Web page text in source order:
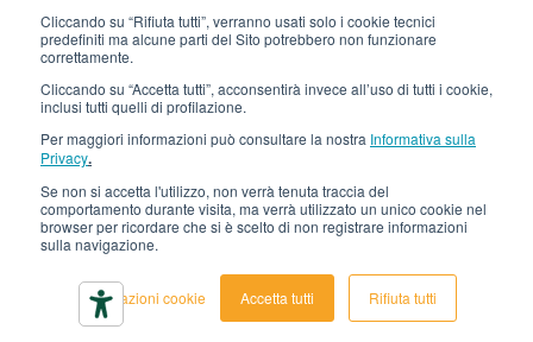
Cliccando su “Rifiuta tutti”, verranno usati solo i cookie tecnici
predefiniti ma alcune parti del Sito potrebbero non funzionare
correttamente.
Cliccando su “Accetta tutti”, acconsentirà invece all’uso di tutti i cookie,
inclusi tutti quelli di profilazione.
Per maggiori informazioni può consultare la nostra Informativa sulla
Privacy.
Se non si accetta l'utilizzo, non verrà tenuta traccia del
comportamento durante visita, ma verrà utilizzato un unico cookie nel
browser per ricordare che si è scelto di non registrare informazioni
sulla navigazione.
Impostazioni cookie Accetta tutti Rifiuta tutti
© 2026 Interfluid srl • Tutti i diritti riservati
Dichiarazione di accessibilità